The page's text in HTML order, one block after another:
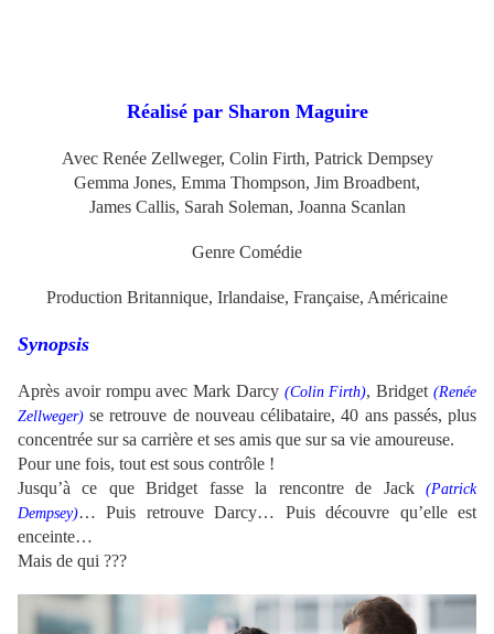
Réalisé par Sharon Maguire
Avec Renée Zellweger, Colin Firth, Patrick Dempsey
Gemma Jones, Emma Thompson, Jim Broadbent,
James Callis, Sarah Soleman, Joanna Scanlan
Genre Comédie
Production Britannique, Irlandaise, Française, Américaine
Synopsis
Après avoir rompu avec Mark Darcy (Colin Firth), Bridget(Renée
Zellweger) se retrouve de nouveau célibataire, 40 ans passés, plus
concentrée sur sa carrière et ses amis que sur sa vie amoureuse.
Pour une fois, tout est sous contrôle !
Jusqu’à ce que Bridget fasse la rencontre de Jack (Patrick
Dempsey)… Puis retrouve Darcy… Puis découvre qu’elle est
enceinte…
Mais de qui ???